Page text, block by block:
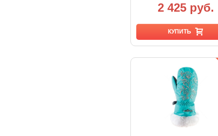
2 425 руб.
КУПИТЬ